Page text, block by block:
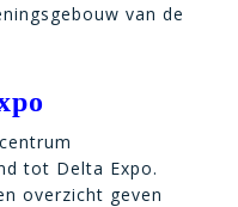
van de
tot Delta Expo.
overzicht geven